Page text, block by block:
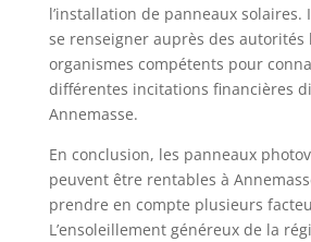
l’installation de panneaux solaires.
se renseigner auprès des autorités
organismes compétents pour
différentes incitations financières
Annemasse.
En conclusion, les panneaux
peuvent être rentables à
prendre en compte plusieurs
L’ensoleillement généreux de la